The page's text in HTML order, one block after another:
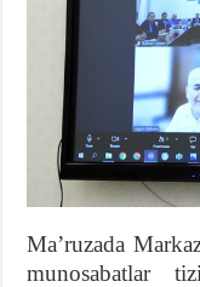
Maʼruzada
munosabatlar